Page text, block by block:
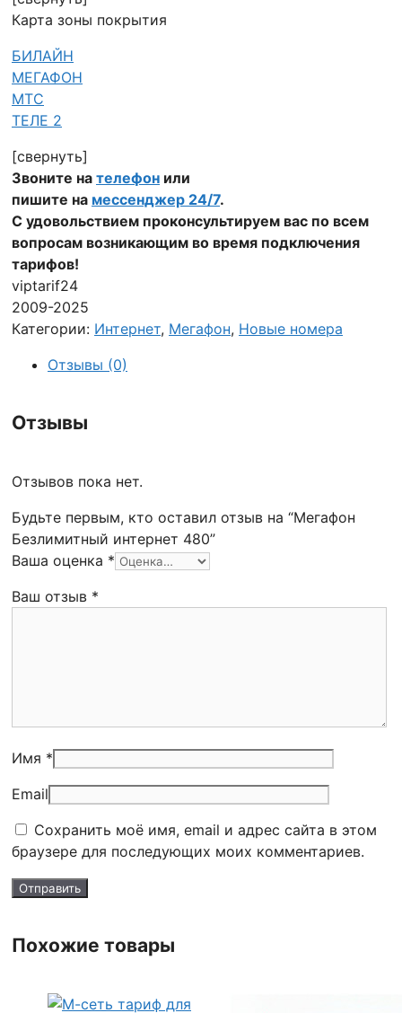
Карта зоны покрытия
БИЛАЙН
МЕГАФОН
МТС
ТЕЛЕ 2
[свернуть]
Звоните на телефон или
пишите на мессенджер 24/7.
С удовольствием проконсультируем вас по всем
вопросам возникающим во время подключения
тарифов!
viptarif24
2009-2025
Категории: Интернет, Мегафон, Новые номера
Отзывы (0)
Отзывы
Отзывов пока нет.
Будьте первым, кто оставил отзыв на “Мегафон
Безлимитный интернет 480”
Ваша оценка *
Ваш отзыв *
Имя *
Email
Сохранить моё имя, email и адрес сайта в этом
браузере для последующих моих комментариев.
Похожие товары